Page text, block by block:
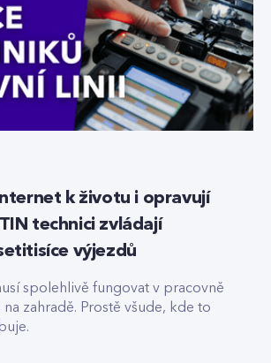
k životu i opravují
technici zvládají
výjezdů
spolehlivě fungovat v pracovně
zahradě. Prostě všude, kde to